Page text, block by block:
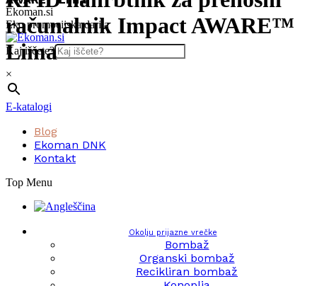
Skip
to
content
Ekoman.si
Eko promocijska darila
Kaj iščete?
×
E-katalogi
Blog
Ekoman DNK
Kontakt
Top Menu
Okolju prijazne vrečke
Bombaž
Organski bombaž
Recikliran bombaž
računalnik Impact AWARE™
Lima